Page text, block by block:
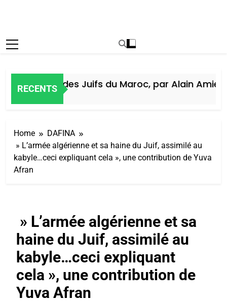
RECENTS
Histoire des Juifs du Maroc, par Alain Amiel
Home
DAFINA
» L’armée algérienne et sa haine du Juif, assimilé au
kabyle…ceci expliquant cela », une contribution de Yuva
Afran
» L’armée algérienne et sa
haine du Juif, assimilé au
kabyle…ceci expliquant
cela », une contribution de
Yuva Afran